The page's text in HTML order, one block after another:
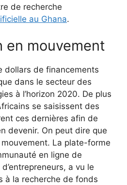
de recherche
au Ghana.
en mouvement
dollars de financements
dans le secteur des
à l’horizon 2020. De plus
se saisissent des
ces dernières afin de
devenir. On peut dire que
La plate-forme
en ligne de
a vu le
à la recherche de fonds